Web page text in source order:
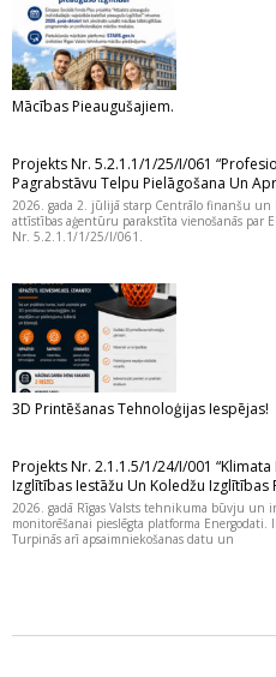
Mācības Pieaugušajiem.
Projekts Nr. 5.2.1.1/1/25/I/061
Pagrabstāvu Telpu Pielāgošana Un
2026. gada 2. jūlijā starp Centrālo finanšu
attīstības aģentūru parakstīta vienošanās par
Nr. 5.2.1.1/1/25/I/061.
3D Printēšanas Tehnoloģijas Iespējas!
Projekts Nr. 2.1.1.5/1/24/I/001
Izglītības Iestāžu Un Koledžu
2026. gadā Rīgas Valsts tehnikuma būvju un
monitorēšanai pieslēgta platforma Energodati.
Turpinās arī apsaimniekošanas datu un